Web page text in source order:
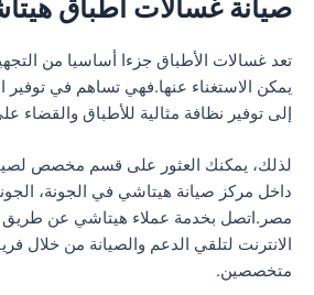
صيانة غسالات أطباق
تعد غسالات الأطباق جزءا أساسيا من
يمكن الاستغناء عنها.فهي تساهم في توفير
إلى توفير نظافة مثالية للأطباق والقضاء
لذلك، يمكنك العثور على قسم مخصص
داخل مركز صيانة هيتاشي في الجونة،
مصر.اتصل بخدمة عملاء هيتاشي عن طريق
الانترنت لتلقي الدعم والصيانة من خلال
متخصصين.